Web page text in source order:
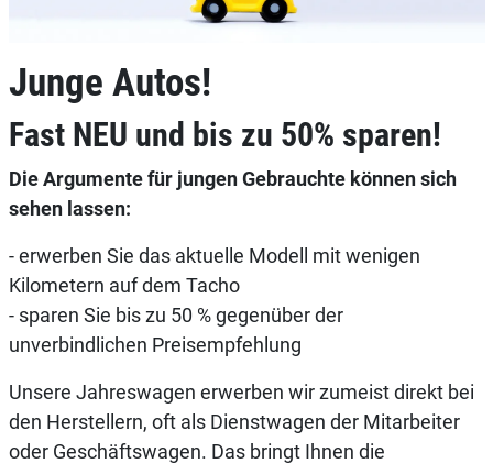
Junge Autos!
Fast NEU und bis zu 50% sparen!
Die Argumente für jungen Gebrauchte können sich
sehen lassen:
- erwerben Sie das aktuelle Modell mit wenigen
Kilometern auf dem Tacho
- sparen Sie bis zu 50 % gegenüber der
unverbindlichen Preisempfehlung
Unsere Jahreswagen erwerben wir zumeist direkt bei
den Herstellern, oft als Dienstwagen der Mitarbeiter
oder Geschäftswagen. Das bringt Ihnen die